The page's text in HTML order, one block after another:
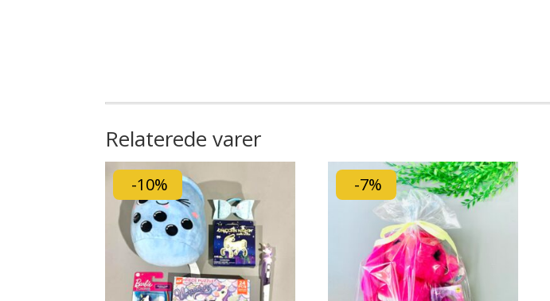
Relaterede varer
-10% -7%